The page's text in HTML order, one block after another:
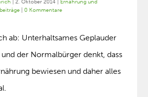
|2. Oktober 2014
Ernährung und
|0 Kommentare
ab: Unterhaltsames Geplauder
der Normalbürger denkt, dass
bewiesen und daher alles